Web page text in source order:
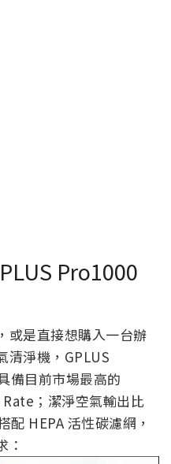
Pro1000
或是直接想購入一台辦
清淨機，GPLUS
備目前市場最高的
；潔淨空氣輸出比
配 HEPA 活性碳濾網，
：